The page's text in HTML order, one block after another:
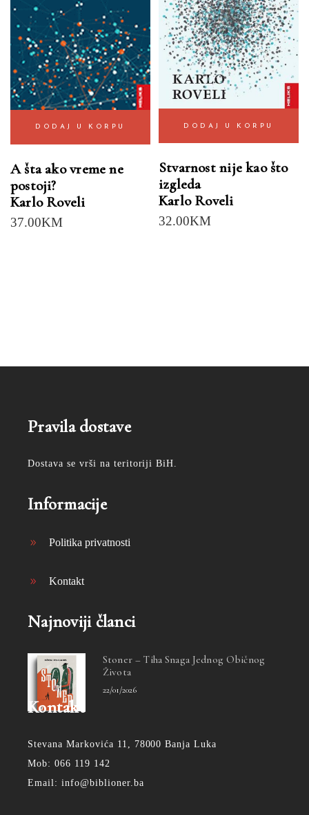
DODAJ U KORPU
A šta ako vreme ne
postoji?
Karlo Roveli
37.00KM
DODAJ U KORPU
Stvarnost nije kao što
izgleda
Karlo Roveli
32.00KM
Pravila dostave
Dostava se vrši na teritoriji BiH.
Informacije
Politika privatnosti
Kontakt
Najnoviji članci
Stoner – Tiha Snaga Jednog Običnog
Života
22/01/2026
Kontakt
Stevana Markovića 11, 78000 Banja Luka
Mob: 066 119 142
Email: info@biblioner.ba